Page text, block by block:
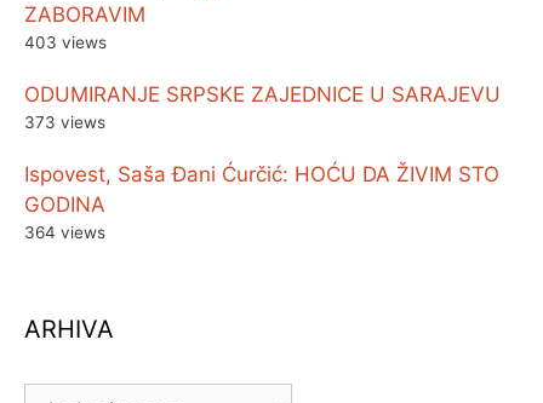
ZABORAVIM
403 views
ODUMIRANJE SRPSKE ZAJEDNICE U SARAJEVU
373 views
Ispovest, Saša Đani Ćurčić: HOĆU DA ŽIVIM STO
GODINA
364 views
ARHIVA
ARHIVA